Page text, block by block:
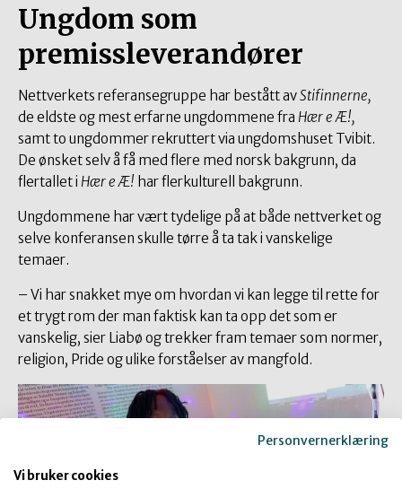
Ungdom som
premissleverandører
Nettverkets referansegruppe har bestått avStifinnerne,
de eldste og mest erfarne ungdommene fra Hær e Æ!,
samt to ungdommer rekruttert via ungdomshuset Tvibit.
De ønsket selv å få med flere med norsk bakgrunn, da
flertallet i Hær e Æ! har flerkulturell bakgrunn.
Ungdommene har vært tydelige på at både nettverket og
selve konferansen skulle tørre å ta tak i vanskelige
temaer.
– Vi har snakket mye om hvordan vi kan legge til rette for
et trygt rom der man faktisk kan ta opp det som er
vanskelig, sier Liabø og trekker fram temaer som normer,
religion, Pride og ulike forståelser av mangfold.
Personvernerklæring
Vi bruker cookies